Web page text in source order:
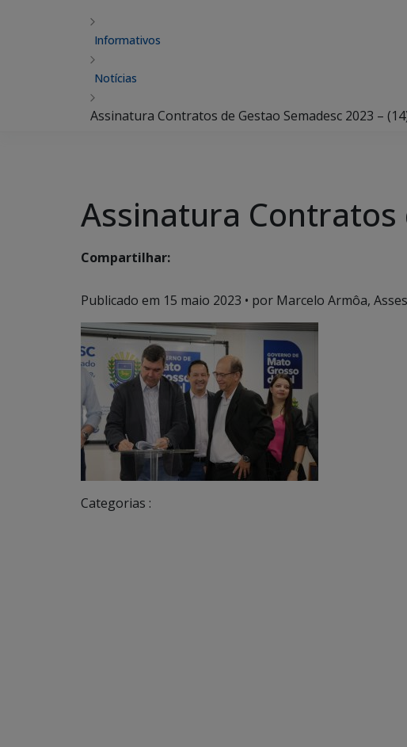
Informativos
Notícias
Assinatura Contratos de Gestao Semadesc 2023 –
Assinatura Contratos
Compartilhar:
Publicado em 15 maio 2023 • por Marcelo Armôa,
Categorias :